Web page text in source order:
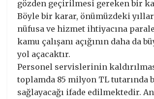
gözden geçirilmesi gereken bir
Böyle bir karar, önümüzdeki
nüfusa ve hizmet ihtiyacına
kamu çalışanı açığının daha da
yol açacaktır.
Personel servislerinin
toplamda 85 milyon TL tutarında
sağlayacağı ifade edilmektedir.